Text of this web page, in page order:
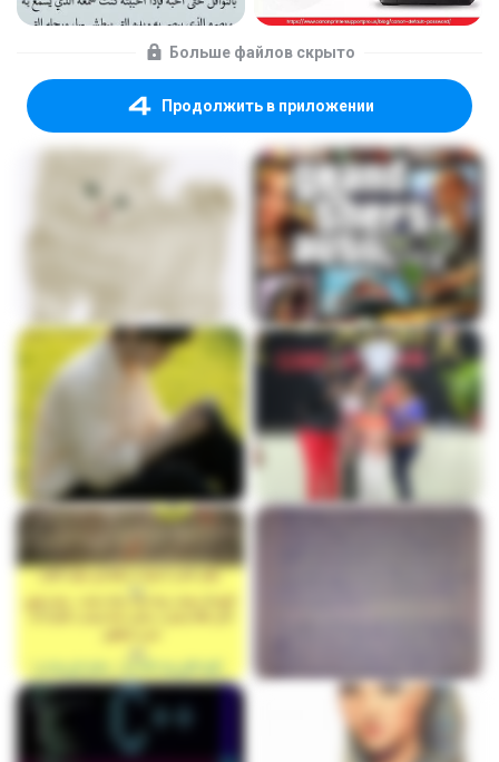
Больше файлов скрыто
Продолжить в приложении